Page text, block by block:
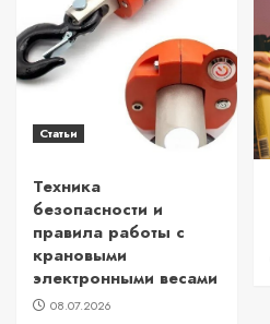
Статьи
Техника
безопасности и
правила работы с
крановыми
электронными весами
08.07.2026